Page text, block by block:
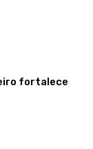
fortalece